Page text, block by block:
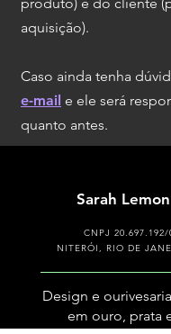
aquisição).
Caso ainda tenha
e-mail e ele será
quanto antes.
Sarah
CNPJ 20.697.192/
NITERÓI, RIO DE
Design e
em ouro, prata